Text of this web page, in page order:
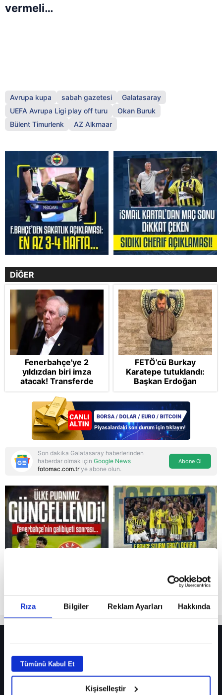
Rıza Bilgiler Reklam Ayarları Hakkında
Tümünü Kabul Et
Kişiselleştir
Reddet
vermeli…
Avrupa kupa sabah gazetesi
Galatasaray
UEFA Avrupa Ligi play off turu
Okan Buruk
Bülent Timurlenk
AZ Alkmaar
DİĞER
Fenerbahçe'ye 2
yıldızdan biri imza
atacak! Transferde
golcü harekatı...
FETÖ’cü Burkay
Karatepe tutuklandı:
Başkan Erdoğan
şikayetçi oldu! 5 suçtan
dava talebi
Son dakika Galatasaray haberlerinden
haberdar olmak için Google News
fotomac.com.tr'ye abone olun.
Abone Ol
Fenerbahçe’de sürpriz ayrılık ihtimali! Devre arasında gelmişti
Fenerbahçe’nin yeni transferi Mason Greenwood için olay sözler!
Galatasaray’da rota yeniden Thiago Almada!